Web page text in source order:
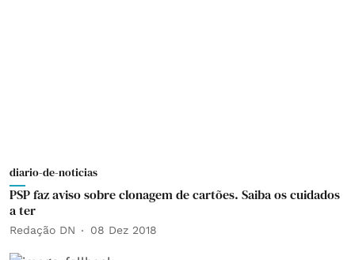
diario-de-noticias
PSP faz aviso sobre clonagem de cartões. Saiba os cuidados
a ter
Redação DN 08 Dez 2018